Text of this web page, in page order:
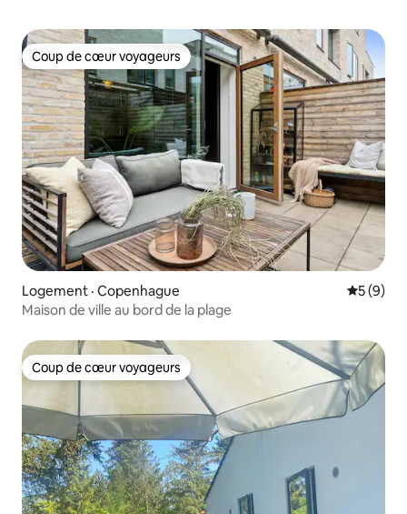
Coup de cœur voyageurs
Coup de cœur voyageurs
Logement · Copenhague Note
5 (9)
Maison de ville au bord de la plage
Coup de cœur voyageurs
Coup de cœur voyageurs